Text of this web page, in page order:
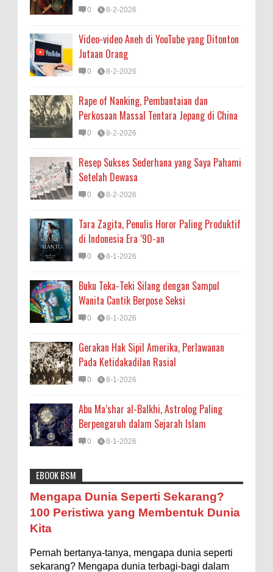
0 8-2-2026
Video-video Aneh di YouTube yang Ditonton
Jutaan Orang
0 8-2-2026
Rape of Nanking, Pembantaian dan
Perkosaan Massal Tentara Jepang di China
0 8-2-2026
Resep Sukses Sederhana yang Saya Pahami
Setelah Dewasa
0 8-2-2026
Tara Zagita, Penulis Horor Paling Produktif
di Indonesia Era ‘90-an
0 8-1-2026
Buku Teka-Teki Silang dengan Sampul
Wanita Cantik Berpose Seksi
0 8-1-2026
Gerakan Hak Sipil Amerika, Perlawanan
Pada Ketidakadilan Rasial
0 8-1-2026
Abu Ma’shar al-Balkhi, Astrolog Paling
Berpengaruh dalam Sejarah Islam
0 8-1-2026
Astronomi Biologi Budaya Buku
Bumi
Entertainment
Fakta & Statistik Fauna
Filsafat
Flora
Internasional
Internet Iptek
Istilah Ilmiah
Mengapa Negara Miskin Tidak Mencetak
Uang yang Banyak saja biar Kaya?
Ilustrasi/istimewa Jawaban untuk pertanyaan itu
Ukuran 1 Kaki itu Berapa Meter?
EBOOK BSM
Mengapa Dunia Seperti Sekarang?
100 Peristiwa yang Membentuk Dunia
Kita
Pernah bertanya-tanya, mengapa dunia seperti
sekarang? Mengapa dunia terbagi-bagi dalam